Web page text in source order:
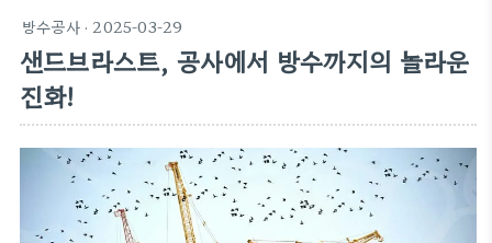
방수공사· 2025-03-29
샌드브라스트, 공사에서 방수까지의 놀라운
진화!